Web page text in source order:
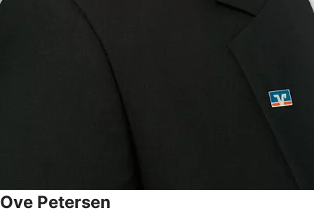
Ove Petersen